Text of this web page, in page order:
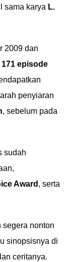
sama karya L.
2009 dan
171 episode
penyiaran
, sebelum pada
sudah
Award , serta
segera nonton
sinopsisnya di
ceritanya.